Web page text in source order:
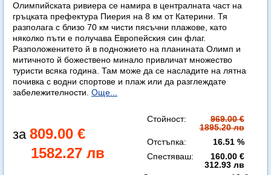
Олимпийската ривиера се намира в централната част на
гръцката префектура Пиерия на 8 км от Катерини. Тя
разполага с близо 70 км чисти пясъчни плажове, като
няколко пъти е получава Европейския син флаг.
Разположенитето й в подножието на планината Олимп и
митичното й божествено минало привличат множество
туристи всяка година. Там може да се насладите на лятна
почивка с водни спортове и плаж или да разглеждате
забележителности. Още...
809.00 €
1582.27 лв
Стойност:
969.00 €
1895.20 лв
Отстъпка:
16.51 %
Спестяваш:
160.00 €
312.93 лв